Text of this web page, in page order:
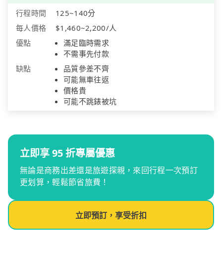
行程時間
125~140分
每人價格
$1,460~2,200/人
優點
滿足臨時需求
不需事先付款
缺點
品質參差不齊
可能無車往返
價格貴
可能不跳錶被坑
立即享 95 折專屬優惠
無論是商務出差還是旅遊探親，來回行程一次預訂
更划算，輕鬆節省旅費！
立即預訂，享受折扣